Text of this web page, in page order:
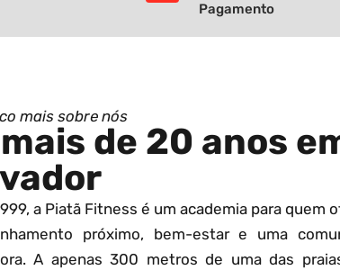
Pagamento
mais sobre nós
de 20 anos
a Piatã Fitness é um academia para quem
próximo, bem-estar e uma
A apenas 300 metros de uma das